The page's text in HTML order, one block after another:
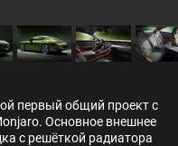
первый общий проект с
Основное внешнее
с решёткой радиатора